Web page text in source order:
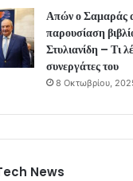
Απών ο Σαμαράς
παρουσίαση
Στυλιανίδη – Τι
συνεργάτες του
8 Οκτωβρίου,
News